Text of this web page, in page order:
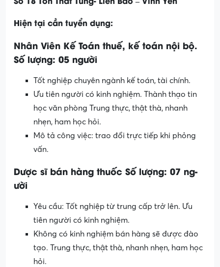
Hiện tại cần tuyển dụng:
Nhân Viên Kế Toán thuế, kế toán nội bộ.
Số lư­ợng: 05 ng­ười
Tốt nghiệp chuyên ngành kế toán, tài chính.
Ưu tiên người có kinh nghiệm. Thành thạo tin
học văn phòng Trung thực, thật thà, nhanh
nhẹn, ham học hỏi.
Mô tả công việc: trao đổi trực tiếp khi phỏng
vấn.
Dược sĩ bán hàng thuốc Số lư­ợng: 07 ng­
ười
Yêu cầu: Tốt nghiệp từ trung cấp trở lên. Ưu
tiên người có kinh nghiệm.
Không có kinh nghiệm bán hàng sẽ được đào
tạo. Trung thực, thật thà, nhanh nhẹn, ham học
hỏi.